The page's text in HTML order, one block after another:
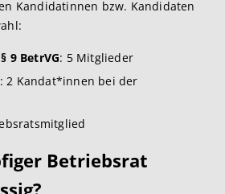
Kandidatinnen bzw. Kandidaten
9 BetrVG: 5 Mitglieder
: 2 Kandat*innen bei der
Betriebsrat